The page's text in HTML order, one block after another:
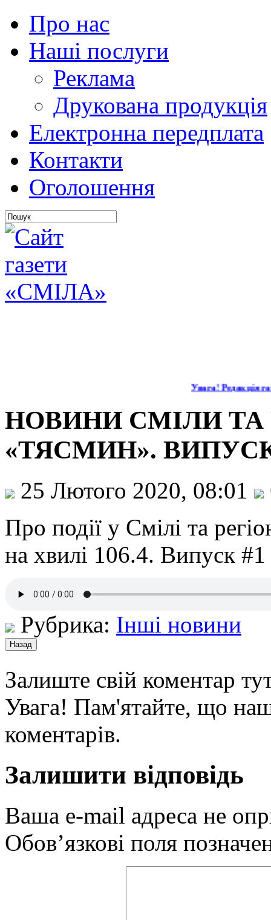
Про нас
Наші послуги
Реклама
Друкована продукція
Електронна передплата
Контакти
Оголошення
Увага! Редакція
НОВИНИ СМІЛИ ТА
«ТЯСМИН».
25 Лютого 2020, 08:01
Про події у Смілі та
на хвилі 106.4. Випуск #1
Рубрика: Інші новини
Залиште свій коментар
Увага! Пам'ятайте, що
коментарів.
Залишити відповідь
Ваша e-mail адреса не
Обов’язкові поля